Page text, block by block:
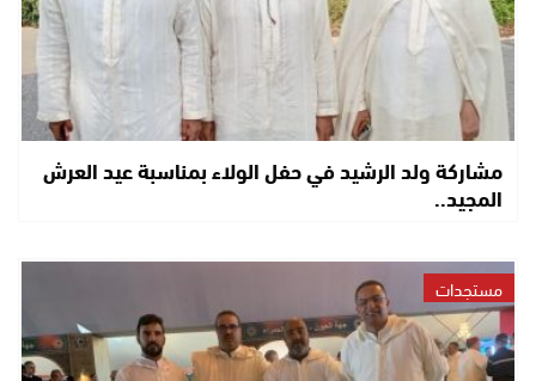
مشاركة ولد الرشيد في حفل الولاء بمناسبة عيد العرش
المجيد..
مستجدات